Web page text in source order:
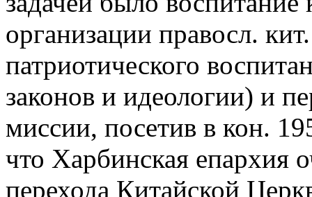
организации правосл.
патриотического
законов и идеологии) и
миссии, посетив в кон.
что Харбинская епархия
перехода Китайской